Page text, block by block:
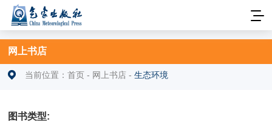
网上书店
当前位置：首页 - 网上书店 -生态环境
图书类型: